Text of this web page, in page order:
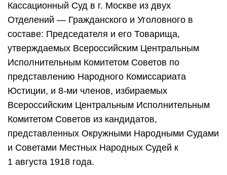
Кассационный Суд в г. Москве из двух
Отделений — Гражданского и Уголовного в
составе: Председателя и его Товарища,
утверждаемых Всероссийским Центральным
Исполнительным Комитетом Советов по
представлению Народного Комиссариата
Юстиции, и 8‑ми членов, избираемых
Всероссийским Центральным Исполнительным
Комитетом Советов из кандидатов,
представленных Окружными Народными Судами
и Советами Местных Народных Судей к
1 августа 1918 года.